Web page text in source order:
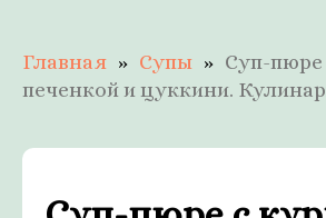
Главная Супы
Суп-пюре
печенкой и цуккини.